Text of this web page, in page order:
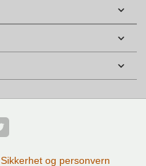
Sikkerhet og personvern